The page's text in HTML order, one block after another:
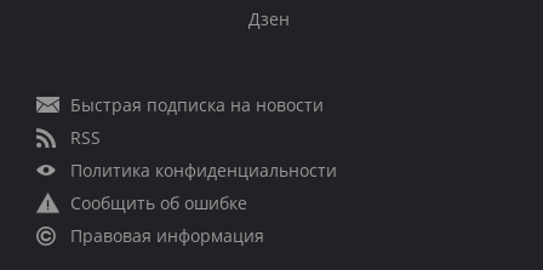
Дзен
Быстрая подписка на новости
RSS
Политика конфиденциальности
Сообщить об ошибке
Правовая информация